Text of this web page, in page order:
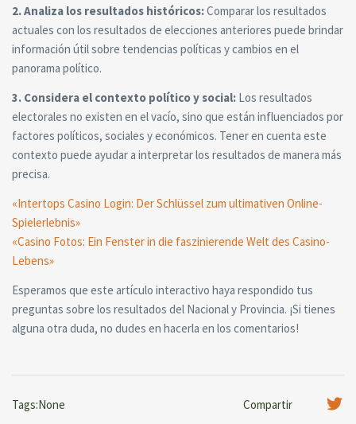
2. Analiza los resultados históricos:Comparar los resultados
actuales con los resultados de elecciones anteriores puede brindar
información útil sobre tendencias políticas y cambios en el
panorama político.
3. Considera el contexto político y social: Los resultados
electorales no existen en el vacío, sino que están influenciados por
factores políticos, sociales y económicos. Tener en cuenta este
contexto puede ayudar a interpretar los resultados de manera más
precisa.
«Intertops Casino Login: Der Schlüssel zum ultimativen Online-
Spielerlebnis»
«Casino Fotos: Ein Fenster in die faszinierende Welt des Casino-
Lebens»
Esperamos que este artículo interactivo haya respondido tus
preguntas sobre los resultados del Nacional y Provincia. ¡Si tienes
alguna otra duda, no dudes en hacerla en los comentarios!
Compartir
Tags:None